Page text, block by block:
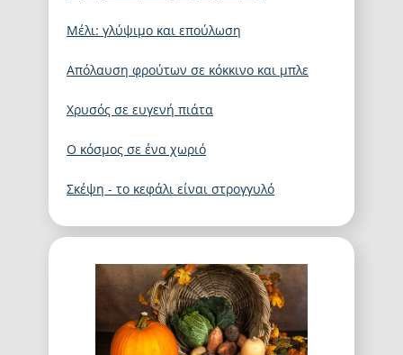
Μέλι: γλύψιμο και επούλωση
Απόλαυση φρούτων σε κόκκινο και μπλε
Χρυσός σε ευγενή πιάτα
Ο κόσμος σε ένα χωριό
Σκέψη - το κεφάλι είναι στρογγυλό